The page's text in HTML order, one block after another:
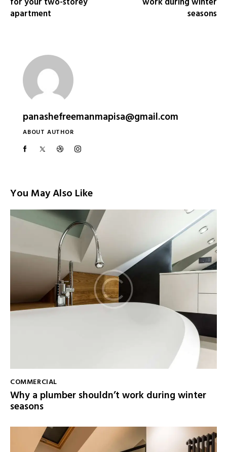
apartment
seasons
panashefreemanmapisa@gmail.com
ABOUT AUTHOR
You May Also Like
COMMERCIAL
Why a plumber shouldn’t work during winter
seasons